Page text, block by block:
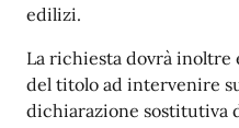
edilizi.
La richiesta dovrà inoltre
del titolo ad intervenire
dichiarazione sostitutiva